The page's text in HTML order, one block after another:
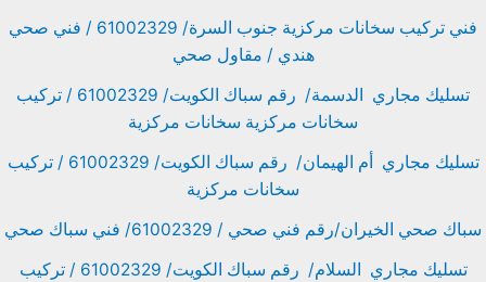
فني تركيب سخانات مركزية جنوب السرة/ 61002329 / فني صحي
هندي / مقاول صحي
تسليك مجاري الدسمة/ رقم سباك الكويت/ 61002329 / تركيب
سخانات مركزية سخانات مركزية
تسليك مجاري أم الهيمان/ رقم سباك الكويت/ 61002329 / تركيب
سخانات مركزية
سباك صحي الخيران/رقم فني صحي / 61002329/ فني سباك صحي
تسليك مجاري السلام/ رقم سباك الكويت/ 61002329 / تركيب